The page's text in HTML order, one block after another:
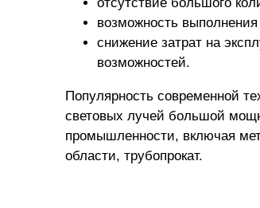
возможность
снижение затрат на
возможностей.
Популярность современной
световых лучей большой
промышленности, включая
области, трубопрокат.